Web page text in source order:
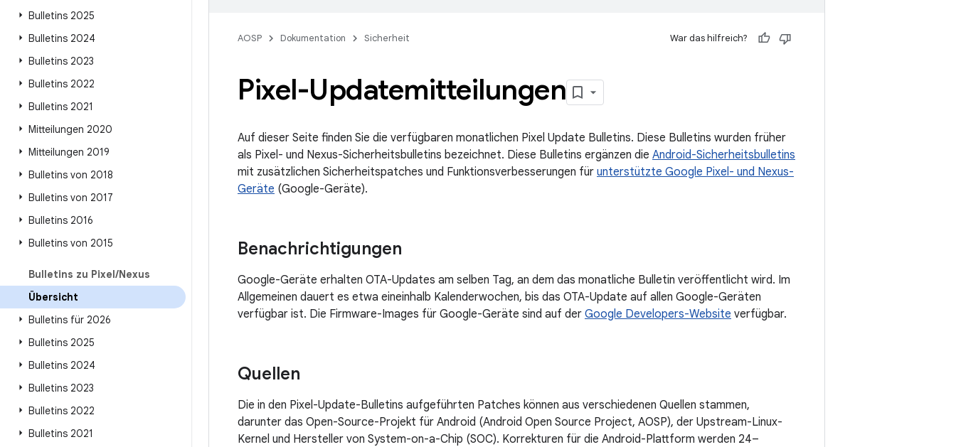
Bulletins 2025
Bulletins 2024
Bulletins 2023
Bulletins 2022
Bulletins 2021
Mitteilungen 2020
Mitteilungen 2019
Bulletins von 2018
Bulletins von 2017
Bulletins 2016
Bulletins von 2015
Bulletins zu Pixel/Nexus
Übersicht
Bulletins für 2026
Bulletins 2025
Bulletins 2024
Bulletins 2023
Bulletins 2022
Bulletins 2021
AOSP Dokumentation Sicherheit War das hilfreich?
Pixel-Updatemitteilungen
Auf dieser Seite finden Sie die verfügbaren monatlichen Pixel Update Bulletins. Diese Bulletins wurden früher
als Pixel- und Nexus-Sicherheitsbulletins bezeichnet. Diese Bulletins ergänzen die Android-Sicherheitsbulletins
mit zusätzlichen Sicherheitspatches und Funktionsverbesserungen für unterstützte Google Pixel- und Nexus-
Geräte (Google-Geräte).
Benachrichtigungen
Google-Geräte erhalten OTA-Updates am selben Tag, an dem das monatliche Bulletin veröffentlicht wird. Im
Allgemeinen dauert es etwa eineinhalb Kalenderwochen, bis das OTA-Update auf allen Google-Geräten
verfügbar ist. Die Firmware-Images für Google-Geräte sind auf der Google Developers-Website verfügbar.
Quellen
Die in den Pixel-Update-Bulletins aufgeführten Patches können aus verschiedenen Quellen stammen,
darunter das Open-Source-Projekt für Android (Android Open Source Project, AOSP), der Upstream-Linux-
Kernel und Hersteller von System-on-a-Chip (SOC). Korrekturen für die Android-Plattform werden 24–